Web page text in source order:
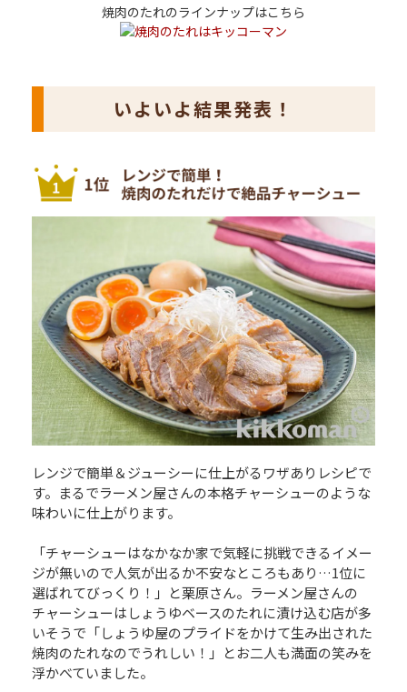
焼肉のたれのラインナップはこちら
いよいよ結果発表！
レンジで簡単＆ジューシーに仕上がるワザありレシピで
す。まるでラーメン屋さんの本格チャーシューのような
味わいに仕上がります。
「チャーシューはなかなか家で気軽に挑戦できるイメー
ジが無いので人気が出るか不安なところもあり…1位に
選ばれてびっくり！」と栗原さん。ラーメン屋さんの
チャーシューはしょうゆベースのたれに漬け込む店が多
いそうで「しょうゆ屋のプライドをかけて生み出された
焼肉のたれなのでうれしい！」とお二人も満面の笑みを
浮かべていました。